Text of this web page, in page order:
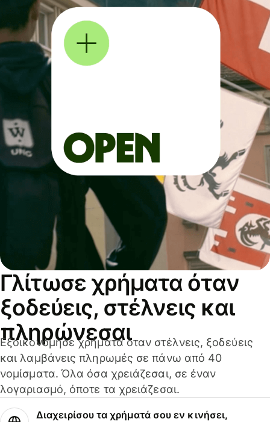
Γλίτωσε χρήματα όταν
ξοδεύεις, στέλνεις και
πληρώνεσαι
Εξοικονόμησε χρήματα όταν στέλνεις, ξοδεύεις
και λαμβάνεις πληρωμές σε πάνω από 40
νομίσματα. Όλα όσα χρειάζεσαι, σε έναν
λογαριασμό, όποτε τα χρειάζεσαι.
Διαχειρίσου τα χρήματά σου εν κινήσει,